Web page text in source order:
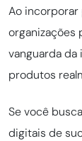
Ao incorporar
organizações
vanguarda
produtos
Se você
digitais de